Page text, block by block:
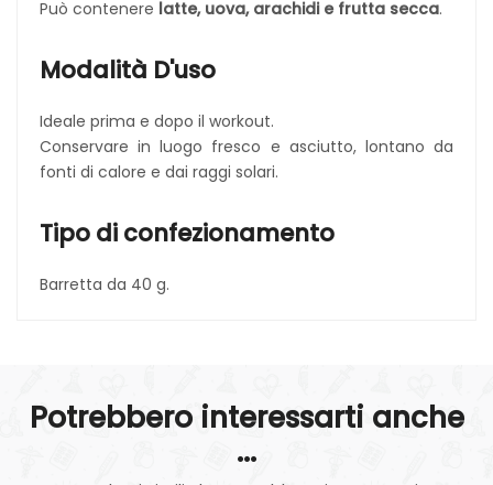
Può contenere latte, uova, arachidi e frutta secca.
Modalità D'uso
Ideale prima e dopo il workout.
Conservare in luogo fresco e asciutto, lontano da
fonti di calore e dai raggi solari.
Tipo di confezionamento
Barretta da 40 g.
Potrebbero interessarti anche
...